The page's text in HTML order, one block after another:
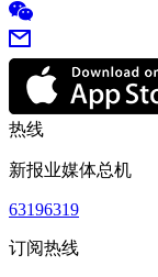
热线
新报业媒体总机
63196319
订阅热线